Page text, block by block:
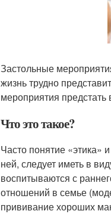
Застольные
жизнь трудно
мероприятия
Что это такое?
Часто понятие «этика»
ней, следует иметь в
воспитываются с
отношений в семье
прививание хороших